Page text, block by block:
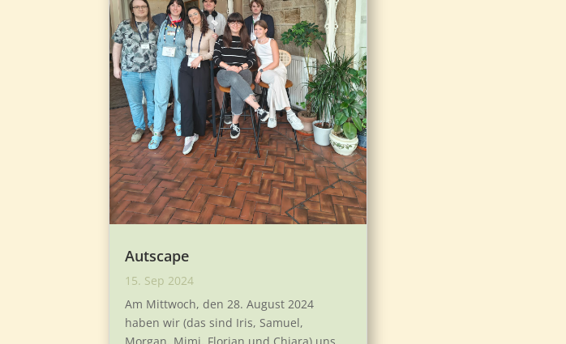
Autscape
15. Sep 2024
Am Mittwoch, den 28. August 2024
haben wir (das sind Iris, Samuel,
Morgan, Mimi, Florian und Chiara) uns